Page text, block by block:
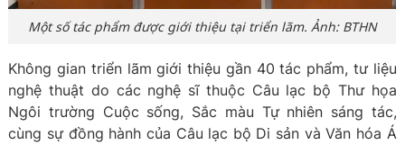
Một số tác phẩm được giới thiệu tại triển lãm. Ảnh: BTHN
Không gian triển lãm giới thiệu gần 40 tác phẩm, tư liệu
nghệ thuật do các nghệ sĩ thuộc Câu lạc bộ Thư họa
Ngôi trường Cuộc sống, Sắc màu Tự nhiên sáng tác,
cùng sự đồng hành của Câu lạc bộ Di sản và Văn hóa Á